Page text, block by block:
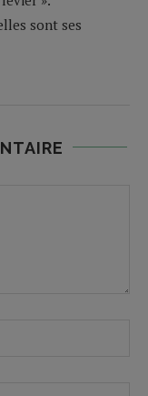
sont ses